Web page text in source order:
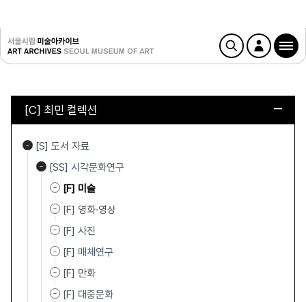
[C] 최민 컬렉션
[S] 도서 자료
[SS] 시각문화연구
[F] 미술
[F] 영화·영상
[F] 사진
[F] 매체연구
[F] 만화
[F] 대중문화